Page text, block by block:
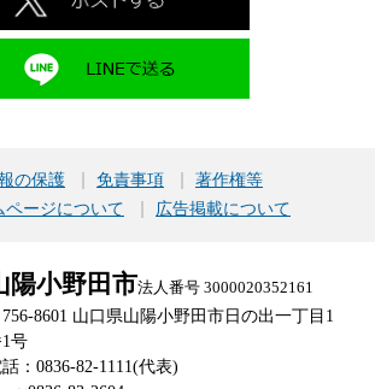
の保護 免責事項
著作権等
ページについて
広告掲載について
陽小野田市法人番号 3000020352161
756-8601 山口県山陽小野田市日の出一丁目1
号
：0836-82-1111(代表)